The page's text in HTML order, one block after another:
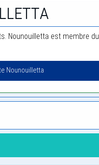
Nounouilletta est membre du
Nounouilletta